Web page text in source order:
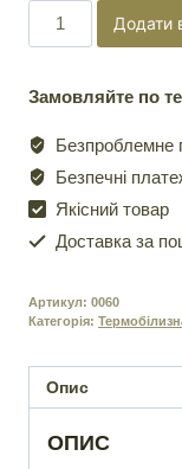
Термобілизна
безшовна
чоловіча
Rubicon
ЗСУ
хакі
кількість
Додати
Замовляйте по
Безпроблемне
Безпечні
Якісний товар
Доставка за
Артикул: 0060
Категорія:
Опис
ОПИС